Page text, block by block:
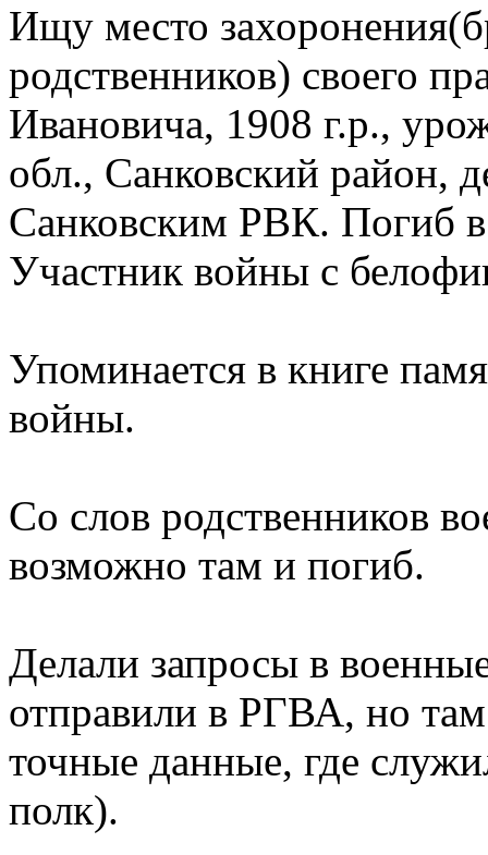
Ищу место
родственников) своего
Ивановича, 1908 г.р.,
обл., Санковский район,
Санковским РВК. Погиб
Участник войны с
Упоминается в книге
войны.
Со слов родственников
возможно там и погиб.
Делали запросы в
отправили в РГВА, но
точные данные, где
полк).